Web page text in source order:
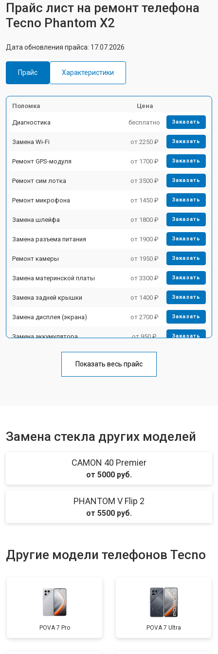
Прайс лист на ремонт телефона
Tecno Phantom X2
Дата обновления прайса: 17.07.2026
Прайс Характеристики
Поломка Цена
Диагностика бесплатно Заказать
Замена Wi-Fi от 2250 ₽ Заказать
Ремонт GPS-модуля от 1700 ₽ Заказать
Ремонт сим лотка от 3500 ₽ Заказать
Ремонт микрофона от 1450 ₽ Заказать
Замена шлейфа от 1800 ₽ Заказать
Замена разъема питания от 1900 ₽ Заказать
Ремонт камеры от 1950 ₽ Заказать
Замена материнской платы от 3300 ₽ Заказать
Замена задней крышки от 1400 ₽ Заказать
Замена дисплея (экрана) от 2700 ₽ Заказать
Замена аккумулятора от 950 ₽ Заказать
Ремонт цепи питания от 3200 ₽
Показать весь прайс
Замена стекла других моделей
CAMON 40 Premier
от 5000 руб.
PHANTOM V Flip 2
от 5500 руб.
Другие модели телефонов Tecno
POVA 7 Pro POVA 7 Ultra